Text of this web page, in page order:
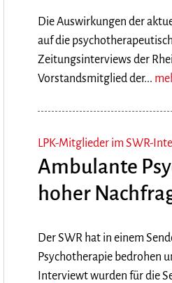
Die Auswirkungen der
auf die
Zeitungsinterviews der
Vorstandsmitglied der...
LPK-Mitglieder im SWR-
Ambulante
hoher
Der SWR hat in einem
Psychotherapie bedrohen
Interviewt wurden für die